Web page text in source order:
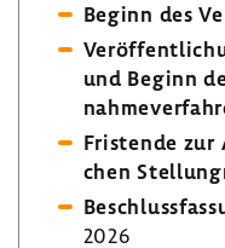
Beginn des
und Beginn
Fris­tende
chen
2026